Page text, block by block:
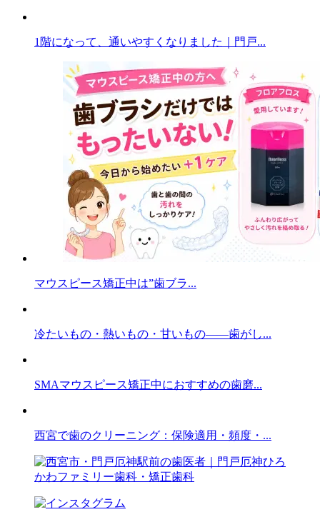
1階になって、通いやすくなりました｜門戸...
マウスピース矯正中は”歯ブラ...
冷たいもの・熱いもの・甘いもの——歯がし...
SMAマウスピース矯正中におすすめの歯磨...
西宮で歯のクリーニング：保険適用・頻度・...